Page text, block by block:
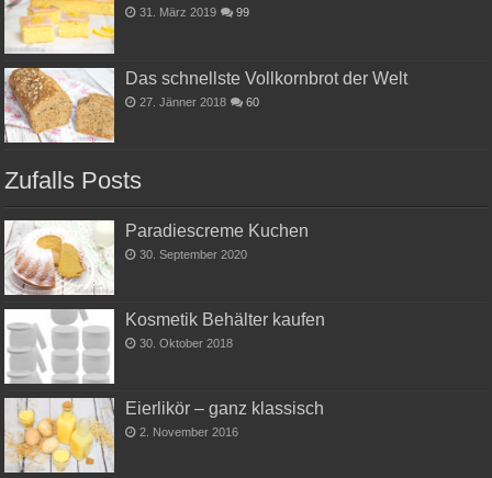
31. März 2019 99
Das schnellste Vollkornbrot der Welt
27. Jänner 2018 60
Zufalls Posts
Paradiescreme Kuchen
30. September 2020
Kosmetik Behälter kaufen
30. Oktober 2018
Eierlikör – ganz klassisch
2. November 2016